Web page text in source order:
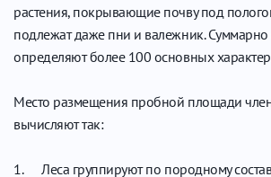
растения, покрывающие почву под
подлежат даже пни и валежник. Суммарно
определяют более 100 основных
Место размещения пробной площади
вычисляют так:
1. Леса группируют по породному